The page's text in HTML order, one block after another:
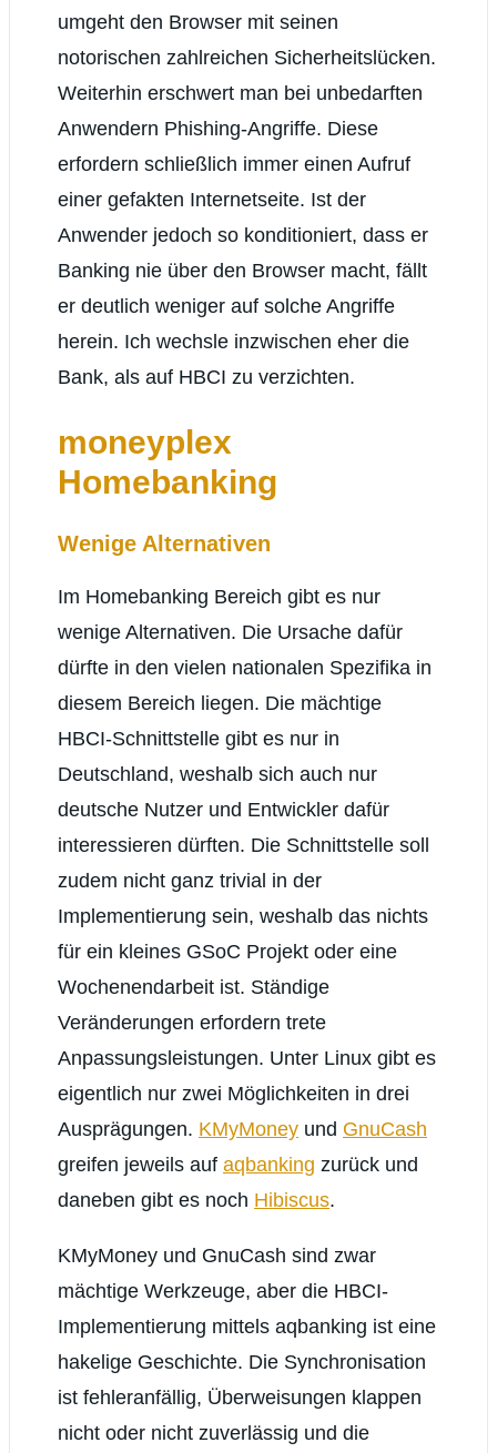
umgeht den Browser mit seinen
notorischen zahlreichen Sicherheitslücken.
Weiterhin erschwert man bei unbedarften
Anwendern Phishing-Angriffe. Diese
erfordern schließlich immer einen Aufruf
einer gefakten Internetseite. Ist der
Anwender jedoch so konditioniert, dass er
Banking nie über den Browser macht, fällt
er deutlich weniger auf solche Angriffe
herein. Ich wechsle inzwischen eher die
Bank, als auf HBCI zu verzichten.
moneyplex
Homebanking
Wenige Alternativen
Im Homebanking Bereich gibt es nur
wenige Alternativen. Die Ursache dafür
dürfte in den vielen nationalen Spezifika in
diesem Bereich liegen. Die mächtige
HBCI-Schnittstelle gibt es nur in
Deutschland, weshalb sich auch nur
deutsche Nutzer und Entwickler dafür
interessieren dürften. Die Schnittstelle soll
zudem nicht ganz trivial in der
Implementierung sein, weshalb das nichts
für ein kleines GSoC Projekt oder eine
Wochenendarbeit ist. Ständige
Veränderungen erfordern trete
Anpassungsleistungen. Unter Linux gibt es
eigentlich nur zwei Möglichkeiten in drei
Ausprägungen. KMyMoney und GnuCash
greifen jeweils auf aqbanking zurück und
daneben gibt es noch Hibiscus.
KMyMoney und GnuCash sind zwar
mächtige Werkzeuge, aber die HBCI-
Implementierung mittels aqbanking ist eine
hakelige Geschichte. Die Synchronisation
ist fehleranfällig, Überweisungen klappen
nicht oder nicht zuverlässig und die